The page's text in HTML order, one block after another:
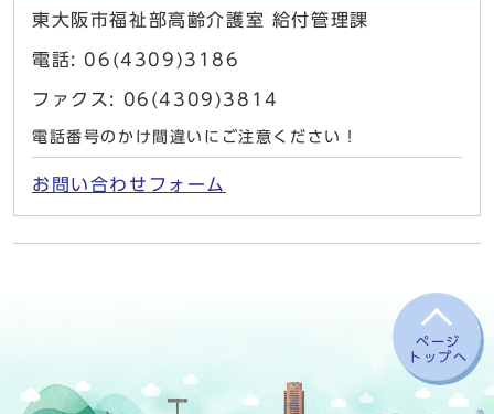
東大阪市福祉部高齢介護室 給付管理課
電話: 06(4309)3186
ファクス: 06(4309)3814
電話番号のかけ間違いにご注意ください！
お問い合わせフォーム
ページ
トップへ